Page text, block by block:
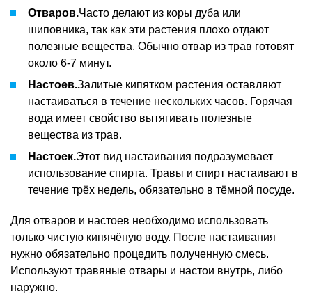
Отваров.Часто делают из коры дуба или
шиповника, так как эти растения плохо отдают
полезные вещества. Обычно отвар из трав готовят
около 6-7 минут.
Настоев.Залитые кипятком растения оставляют
настаиваться в течение нескольких часов. Горячая
вода имеет свойство вытягивать полезные
вещества из трав.
Настоек.Этот вид настаивания подразумевает
использование спирта. Травы и спирт настаивают в
течение трёх недель, обязательно в тёмной посуде.
Для отваров и настоев необходимо использовать
только чистую кипячёную воду. После настаивания
нужно обязательно процедить полученную смесь.
Используют травяные отвары и настои внутрь, либо
наружно.